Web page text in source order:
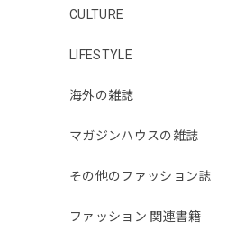
CULTURE
LIFESTYLE
海外の雑誌
マガジンハウスの雑誌
その他のファッション誌
ファッション 関連書籍